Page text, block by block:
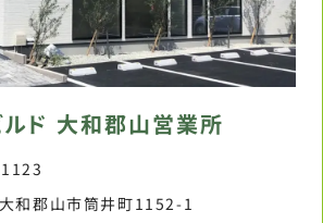
ド 大和郡山営業所
和郡山市筒井町1152-1